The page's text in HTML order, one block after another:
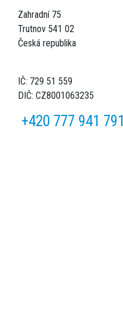
Zahradní 75
Trutnov 541 02
Česká republika
IČ: 729 51 559
DIČ: CZ8001063235
+420 777 941 791